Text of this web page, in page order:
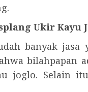
Ukir Kayu
banyak jasa
bilahpapan
joglo. Selain